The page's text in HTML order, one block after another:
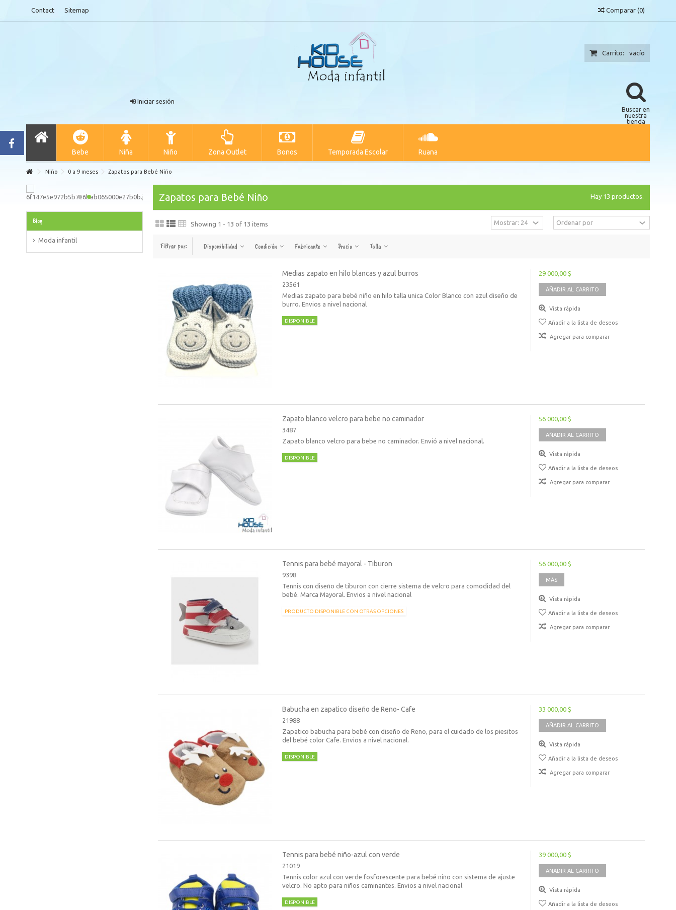
Contact Sitemap Comparar (0)
Carrito: vacío
Buscar en
nuestra
tienda
Iniciar sesión
Bebe Niña Niño Zona Outlet Bonos Temporada Escolar Ruana
Niño 0 a 9 meses Zapatos para Bebé Niño
Zapatos para Bebé Niño Hay 13 productos.
Showing 1 - 13 of 13 items
Filtrar por: Disponibilidad Condición Fabricante Precio Talla
Medias zapato en hilo blancas y azul burros
23561
Medias zapato para bebé niño en hilo talla unica Color Blanco con azul diseño de
burro. Envios a nivel nacional
DISPONIBLE
29 000,00 $
AÑADIR AL CARRITO
Vista rápida
Añadir a la lista de deseos
Agregar para comparar
Zapato blanco velcro para bebe no caminador
3487
Zapato blanco velcro para bebe no caminador. Envió a nivel nacional.
DISPONIBLE
56 000,00 $
AÑADIR AL CARRITO
Vista rápida
Añadir a la lista de deseos
Agregar para comparar
Tennis para bebé mayoral - Tiburon
9398
Tennis con diseño de tiburon con cierre sistema de velcro para comodidad del
bebé. Marca Mayoral. Envios a nivel nacional
PRODUCTO DISPONIBLE CON OTRAS OPCIONES
56 000,00 $
MÁS
Vista rápida
Añadir a la lista de deseos
Agregar para comparar
Babucha en zapatico diseño de Reno- Cafe
21988
Zapatico babucha para bebé con diseño de Reno, para el cuidado de los piesitos
del bebé color Cafe. Envios a nivel nacional.
DISPONIBLE
33 000,00 $
AÑADIR AL CARRITO
Vista rápida
Añadir a la lista de deseos
Agregar para comparar
Tennis para bebé niño-azul con verde
21019
Tennis color azul con verde fosforescente para bebé niño con sistema de ajuste
velcro. No apto para niños caminantes. Envios a nivel nacional.
DISPONIBLE
39 000,00 $
AÑADIR AL CARRITO
Vista rápida
Añadir a la lista de deseos
Blog
Moda infantil